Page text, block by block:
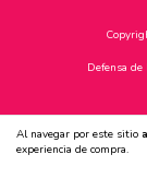
Al navegar por este sitio
experiencia de compra.
Defensa de